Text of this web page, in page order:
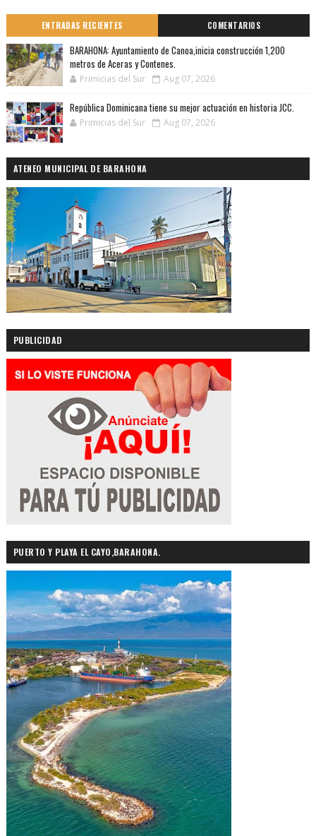
ENTRADAS RECIENTES COMENTARIOS
BARAHONA: Ayuntamiento de Canoa,inicia construcción 1,200
metros de Aceras y Contenes.
Primicias del Sur Aug 07, 2026
República Dominicana tiene su mejor actuación en historia JCC.
Primicias del Sur Aug 07, 2026
ATENEO MUNICIPAL DE BARAHONA
PUBLICIDAD
PUERTO Y PLAYA EL CAYO,BARAHONA.